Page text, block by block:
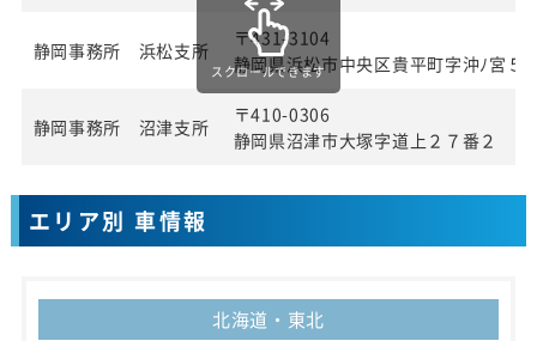
静岡事務所 浜松支所
〒431-3104
静岡県浜松市中央区貴平町字沖ﾉ宮５
静岡事務所 沼津支所
〒410-0306
静岡県沼津市大塚字道上２７番２
スクロールできます
エリア別 車情報
北海道・東北